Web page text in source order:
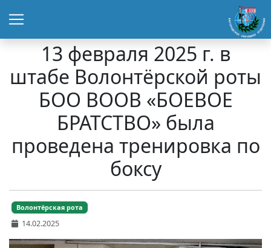
13 февраля 2025 г. в
штабе Волонтёрской роты
БОО ВООВ «БОЕВОЕ
БРАТСТВО» была
проведена тренировка по
боксу
Волонтёрская рота
14.02.2025